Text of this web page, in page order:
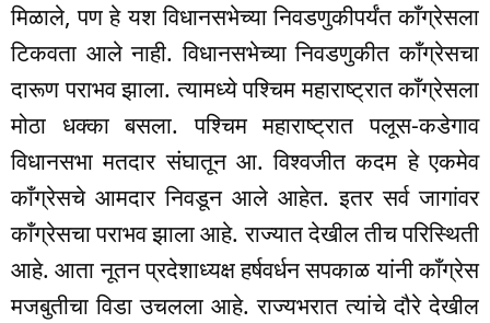
मिळाले, पण हे यश विधानसभेच्या निवडणुकीपर्यंत काँग्रेसला
टिकवता आले नाही. विधानसभेच्या निवडणुकीत काँग्रेसचा
दारूण पराभव झाला. त्यामध्ये पश्चिम महाराष्ट्रात काँग्रेसला
मोठा धक्का बसला. पश्चिम महाराष्ट्रात पलूस-कडेगाव
विधानसभा मतदार संघातून आ. विश्वजीत कदम हे एकमेव
काँग्रेसचे आमदार निवडून आले आहेत. इतर सर्व जागांवर
काँग्रेसचा पराभव झाला आहे. राज्यात देखील तीच परिस्थिती
आहे. आता नूतन प्रदेशाध्यक्ष हर्षवर्धन सपकाळ यांनी काँग्रेस
मजबुतीचा विडा उचलला आहे. राज्यभरात त्यांचे दौरे देखील